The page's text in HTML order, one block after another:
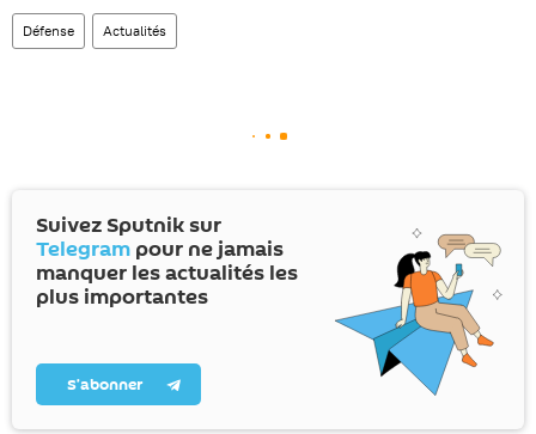
Défense Actualités
Suivez Sputnik sur
Telegram pour ne jamais
manquer les actualités les
plus importantes
S’abonner